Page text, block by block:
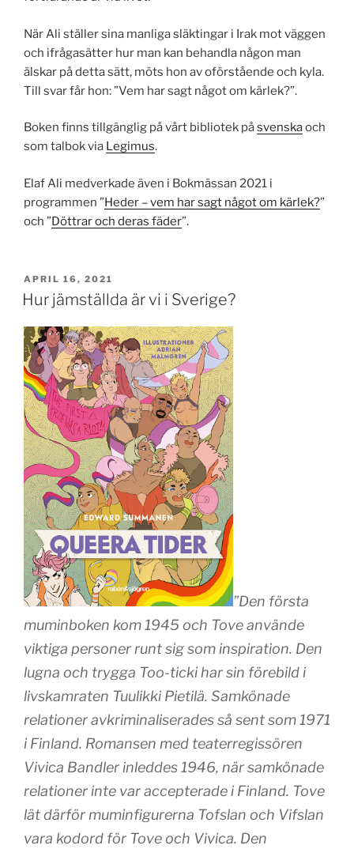
När Ali ställer sina manliga släktingar i Irak mot väggen
och ifrågasätter hur man kan behandla någon man
älskar på detta sätt, möts hon av oförstående och kyla.
Till svar får hon: ”Vem har sagt något om kärlek?”.
Boken finns tillgänglig på vårt bibliotek påsvenskaoch
som talbok via Legimus.
Elaf Ali medverkade även i Bokmässan 2021 i
programmen ”Heder – vem har sagt något om kärlek?”
och ”Döttrar och deras fäder”.
PUBLICERAT
APRIL 16, 2021
Hur jämställda är vi i Sverige?
”Den första
muminboken kom 1945 och Tove använde
viktiga personer runt sig som inspiration. Den
lugna och trygga Too-ticki har sin förebild i
livskamraten Tuulikki Pietilä. Samkönade
relationer avkriminaliserades så sent som 1971
i Finland. Romansen med teaterregissören
Vivica Bandler inleddes 1946, när samkönade
relationer inte var accepterade i Finland. Tove
lät därför muminfigurerna Tofslan och Vifslan
vara kodord för Tove och Vivica. Den